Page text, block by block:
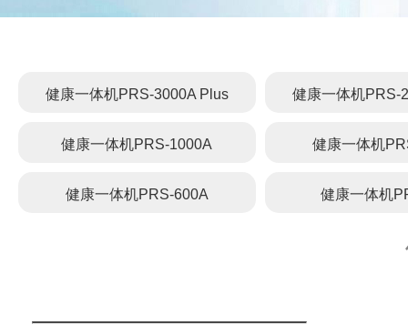
健康一体机PRS-3000A Plus 健康一体机PRS-
健康一体机PRS-1000A 健康一体机
健康一体机PRS-600A 健康一体机